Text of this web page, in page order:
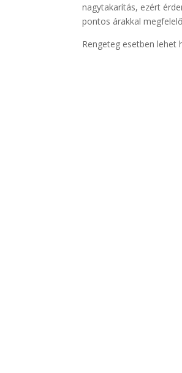
nagytakarítás, ezért
pontos árakkal
Rengeteg esetben lehet